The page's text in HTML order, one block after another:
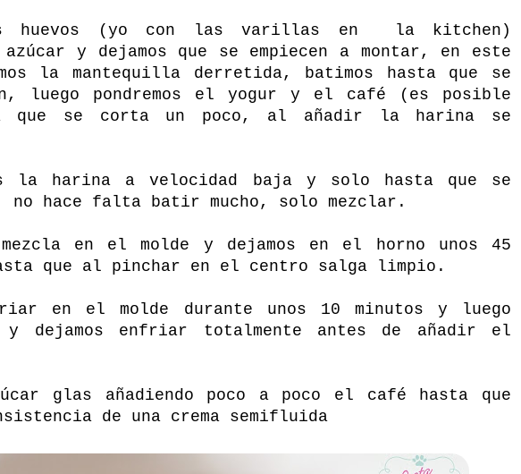
huevos (yo con las varillas en la kitchen)
azúcar y dejamos que se empiecen a montar, en este
la mantequilla derretida, batimos hasta que se
luego pondremos el yogur y el café (es posible
que se corta un poco, al añadir la harina se
la harina a velocidad baja y solo hasta que se
no hace falta batir mucho, solo mezclar.
mezcla en el molde y dejamos en el horno unos 45
que al pinchar en el centro salga limpio.
en el molde durante unos 10 minutos y luego
y dejamos enfriar totalmente antes de añadir el
glas añadiendo poco a poco el café hasta que
de una crema semifluida